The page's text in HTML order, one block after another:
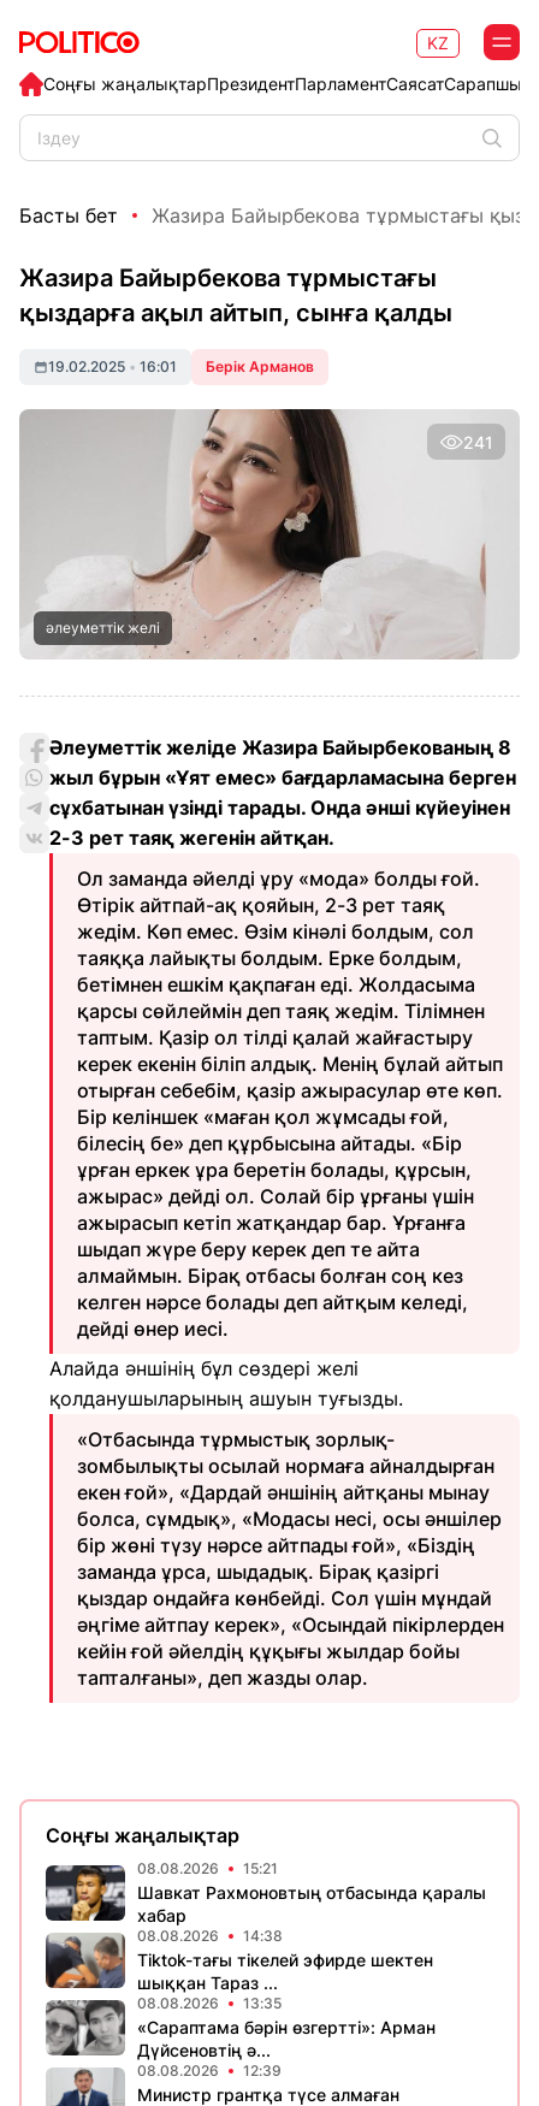
Соңғы жаңалықтарПрезидентПарламентСаясат
KZ
Басты бет Жазира Байырбекова тұрмыстағы
Жазира Байырбекова тұрмыстағы
қыздарға ақыл айтып, сынға қалды
19.02.2025 • 16:01 Берік Арманов
241
әлеуметтік желі
Әлеуметтік желіде Жазира Байырбекованың 8
жыл бұрын «Ұят емес» бағдарламасына берген
сұхбатынан үзінді тарады. Онда әнші күйеуінен
2-3 рет таяқ жегенін айтқан.
Ол заманда әйелді ұру «мода» болды ғой.
Өтірік айтпай-ақ қояйын, 2-3 рет таяқ
жедім. Көп емес. Өзім кінәлі болдым, сол
таяққа лайықты болдым. Ерке болдым,
бетімнен ешкім қақпаған еді. Жолдасыма
қарсы сөйлеймін деп таяқ жедім. Тілімнен
таптым. Қазір ол тілді қалай жайғастыру
керек екенін біліп алдық. Менің бұлай айтып
отырған себебім, қазір ажырасулар өте көп.
Бір келіншек «маған қол жұмсады ғой,
білесің бе» деп құрбысына айтады. «Бір
ұрған еркек ұра беретін болады, құрсын,
ажырас» дейді ол. Солай бір ұрғаны үшін
ажырасып кетіп жатқандар бар. Ұрғанға
шыдап жүре беру керек деп те айта
алмаймын. Бірақ отбасы болған соң кез
келген нәрсе болады деп айтқым келеді,
дейді өнер иесі.
Алайда әншінің бұл сөздері желі
қолданушыларының ашуын туғызды.
«Отбасында тұрмыстық зорлық-
зомбылықты осылай нормаға айналдырған
екен ғой», «Дардай әншінің айтқаны мынау
болса, сұмдық», «Модасы несі, осы әншілер
бір жөні түзу нәрсе айтпады ғой», «Біздің
заманда ұрса, шыдадық. Бірақ қазіргі
қыздар ондайға көнбейді. Сол үшін мұндай
әңгіме айтпау керек», «Осындай пікірлерден
кейін ғой әйелдің құқығы жылдар бойы
тапталғаны», деп жазды олар.
Соңғы жаңалықтар
08.08.2026 15:21
Шавкат Рахмоновтың отбасында қаралы
хабар
08.08.2026 14:38
Tiktok-тағы тікелей эфирде шектен
шыққан Тараз ...
08.08.2026 13:35
«Сараптама бәрін өзгертті»: Арман
Дүйсеновтің ә...
08.08.2026 12:39
Министр грантқа түсе алмаған